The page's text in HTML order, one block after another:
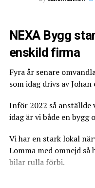
What's Your
0
ANGRY
Därför ser du inte en
som visar att
Är mitt
Kvalitetsdokumentet
sätt för att vara giltigt.
det via BankID vilket
dokumentet ska vara
tätskiktsarbetet i ditt
Är du tveksam till om
NEXA Bygg
enskild firma
Fyra år senare
som idag drivs av Johan
Inför 2022 så anställde
idag är vi både en bygg
Vi har en stark lokal
Lomma med omnejd så
bilar rulla förbi.